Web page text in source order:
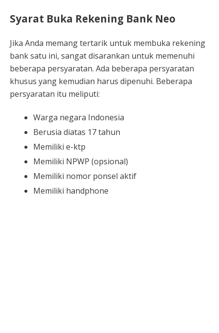
Syarat Buka Rekening Bank Neo
Jika Anda memang tertarik untuk membuka rekening
bank satu ini, sangat disarankan untuk memenuhi
beberapa persyaratan. Ada beberapa persyaratan
khusus yang kemudian harus dipenuhi. Beberapa
persyaratan itu meliputi:
Warga negara Indonesia
Berusia diatas 17 tahun
Memiliki e-ktp
Memiliki NPWP (opsional)
Memiliki nomor ponsel aktif
Memiliki handphone